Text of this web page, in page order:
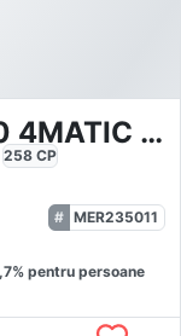
Mercedes-Benz CLE 300 4MATIC AMG Premium
258 CP
MER235011
% pentru persoane